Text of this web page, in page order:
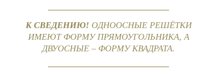
К СВЕДЕНИЮ! ОДНООСНЫЕ РЕШЁТКИ
ИМЕЮТ ФОРМУ ПРЯМОУГОЛЬНИКА, А
ДВУОСНЫЕ – ФОРМУ КВАДРАТА.